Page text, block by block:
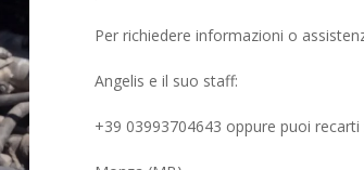
Per richiedere informazioni o
Angelis e il suo staff:
+39 03993704643 oppure puoi